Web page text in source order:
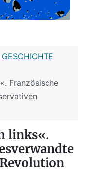
GESCHICHTE
Französische
links«.